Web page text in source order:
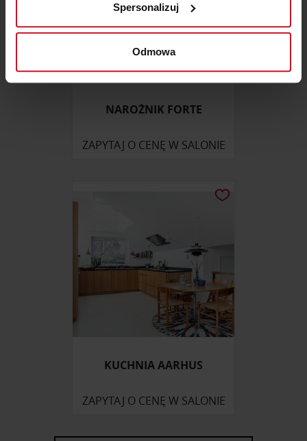
(fingerprinting, czyli wirtualny odcisk palca)
Dowiedz się więcej odnośnie tego, jak Twoje osobiste
dane są przetwarzane oraz ustaw własne preferencje w
zmienić lub wycofać swoją zgodę w dowolnej chwili.
Wykorzystujemy pliki cookie do spersonalizowania treści
analizować ruch w naszej witrynie. Informacje o tym, jak
Partnerzy mogą połączyć te informacje z innymi danymi
Spersonalizuj
Odmowa
NAROŻNIK FORTE
ZAPYTAJ O CENĘ W SALONIE
KUCHNIA AARHUS
ZAPYTAJ O CENĘ W SALONIE